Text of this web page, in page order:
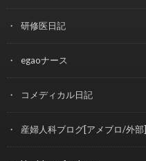
研修医日記
egaoナース
コメディカル日記
産婦人科ブログ[アメブロ/外部]